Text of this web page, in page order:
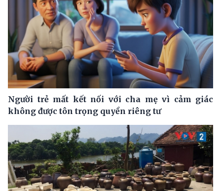
Người trẻ mất kết nối với cha mẹ vì cảm giác
không được tôn trọng quyền riêng tư